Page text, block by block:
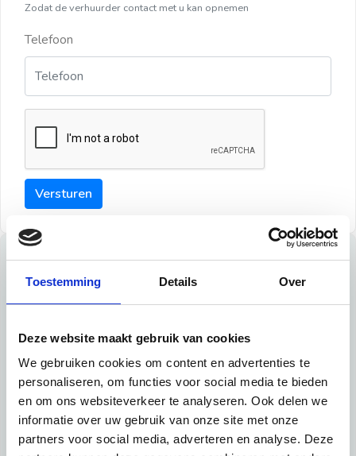
Toestemming Details Over
Deze website maakt gebruik van cookies
We gebruiken cookies om content en advertenties te
personaliseren, om functies voor social media te bieden
en om ons websiteverkeer te analyseren. Ook delen we
informatie over uw gebruik van onze site met onze
partners voor social media, adverteren en analyse. Deze
Zodat de verhuurder contact met u kan opnemen
Telefoon
Versturen
Tips
Tip 1:
Schrijf een duidelijke introductie en geef de volgende
informatie mee:
Ben je student, werkachtig of werkzoekend